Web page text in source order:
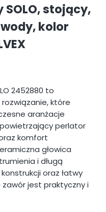
stojący,
kolor
2452880 to
które
aranżacje
perlator
komfort
głowica
i długą
oraz łatwy
jest praktyczny i